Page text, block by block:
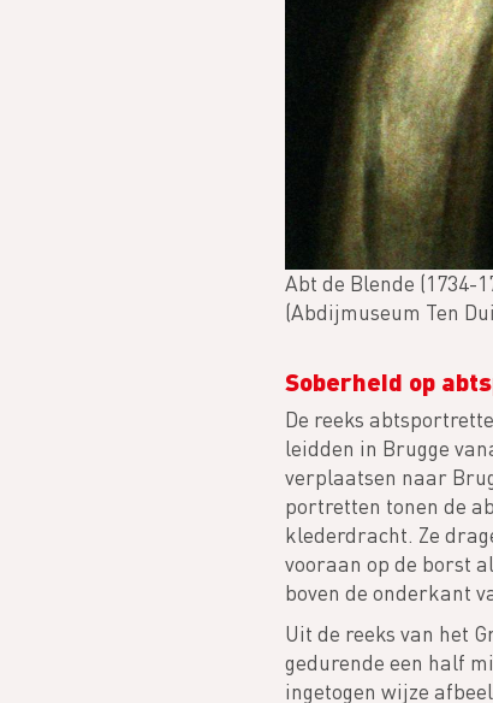
Abt de Blende (1734-
(Abdijmuseum Ten
Soberheid op
De reeks
leidden in Brugge
verplaatsen naar
portretten tonen de
klederdracht. Ze
vooraan op de borst
boven de onderkant
Uit de reeks van het
gedurende een half
ingetogen wijze